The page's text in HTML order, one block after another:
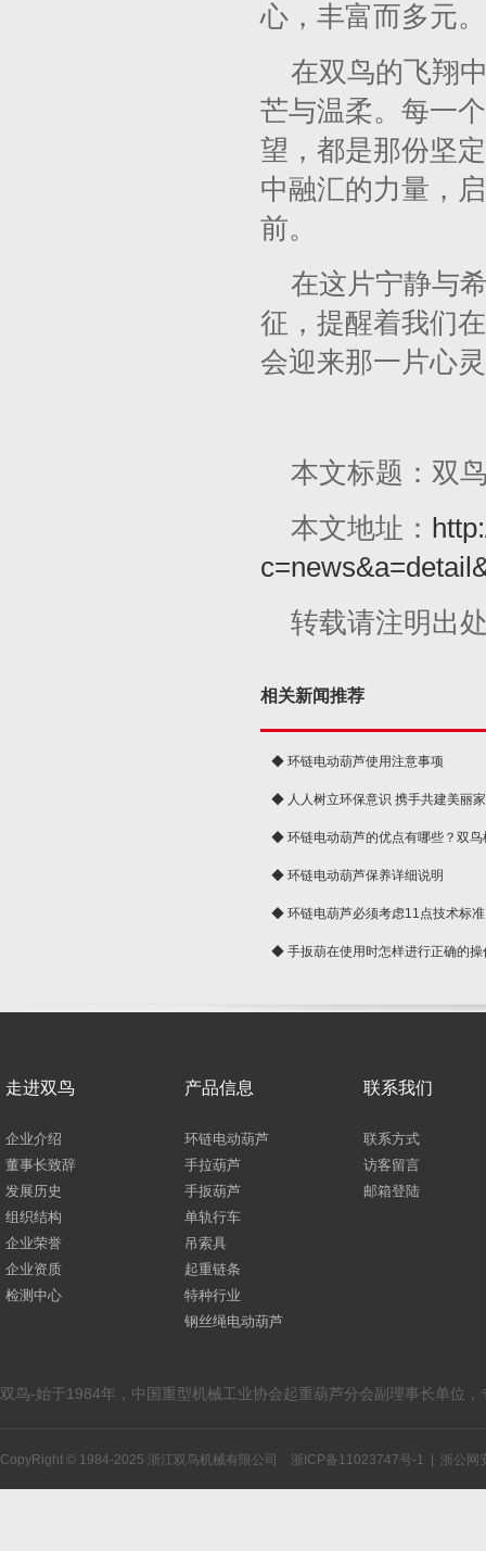
心，丰富而多元。
在双鸟的飞翔
芒与温柔。每一
望，都是那份坚
中融汇的力量，
前。
在这片宁静与
征，提醒着我们
会迎来那一片心
本文标题：双
本文地址：
转载请注明出
相关新闻推荐
◆ 环链电动葫芦使用注意事项
◆ 人人树立环保意识 携手共建美丽
球◆ 环链电动葫芦的优点有哪些？双鸟
◆ 环链电动葫芦保养详细说明
◆ 环链电葫芦必须考虑11点技术标准
◆ 手扳葫在使用时怎样进行正确的操
走进双鸟
企业介绍
董事长致辞
发展历史
组织结构
企业荣誉
企业资质
检测中心
产品信息
环链电动葫芦
手拉葫芦
手扳葫芦
单轨行车
吊索具
起重链条
特种行业
钢丝绳电动葫芦
联系我们
联系方式
访客留言
邮箱登陆
双鸟-始于1984年，中国重型机械工业协会起重葫芦分会副理事长单位
CopyRight © 1984-2025 浙江双鸟机械有限公司 浙ICP备11023747号-1 浙公网